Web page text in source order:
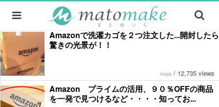
Amazonで洗濯カゴを２つ注文した...開封したら
驚きの光景が！！
mass / 12,735 views
Amazon プライムの活用、９０％OFFの商品
を一発で見つけるなど・・・・知ってお...